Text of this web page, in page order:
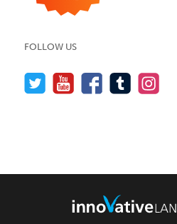
FOLLOW US